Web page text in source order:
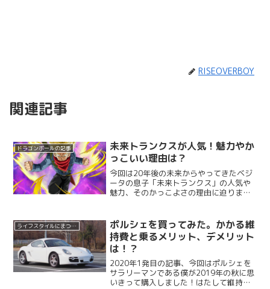
RISEOVERBOY
関連記事
ドラゴンボールの記事
未来トランクスが人気！魅力やか
っこいい理由は？
今回は20年後の未来からやってきたベジ
ータの息子「未来トランクス」の人気や
魅力、そのかっこよさの理由に迫りま
呼ばれます。ドラゴンボールファンの間
ではトップクラスの人気を...
ライフスタイルにまつわる記事
ポルシェを買ってみた。かかる維
持費と乗るメリット、デメリット
は！？
2020年1発目の記事、今回はポルシェを
サラリーマンである僕が2019年の秋に思
いきって購入しました！はたして維持で